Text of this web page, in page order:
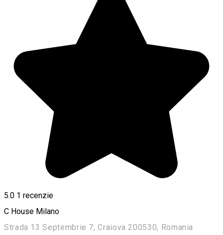
5.0 1 recenzie
C House Milano
Strada 13 Septembrie 7, Craiova 200530, Romania